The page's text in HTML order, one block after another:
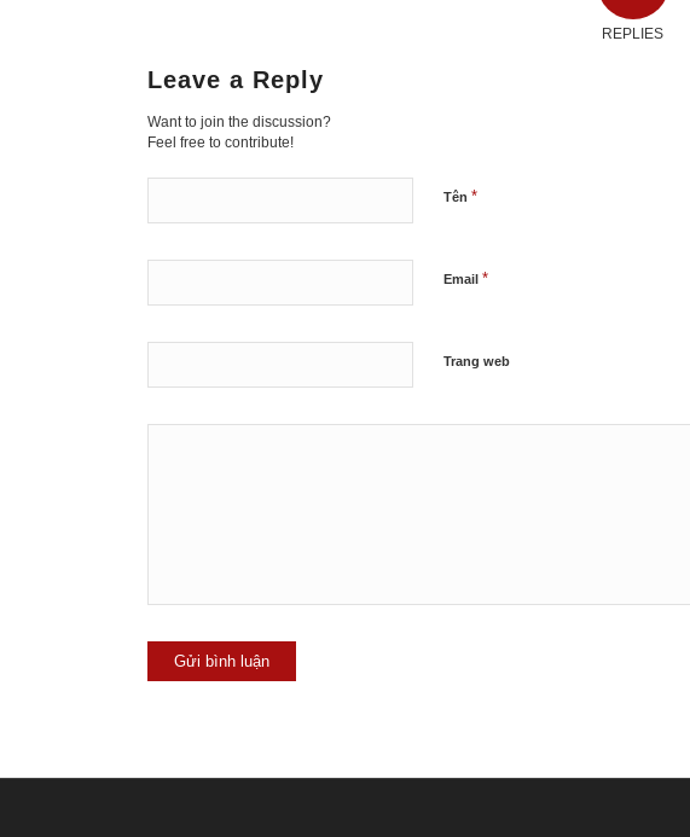
REPLIES
Leave a Reply
Want to join the discussion?
Feel free to contribute!
Tên *
Email *
Trang web